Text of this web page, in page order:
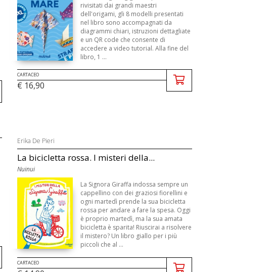
rivisitati dai grandi maestri
dell'origami, gli 8 modelli presentati
nel libro sono accompagnati da
diagrammi chiari, istruzioni dettagliate
e un QR code che consente di
accedere a video tutorial. Alla fine del
libro, 1 ...
CARTACEO
€ 16,90
Erika De Pieri
La bicicletta rossa. I misteri della...
Nuinui
La Signora Giraffa indossa sempre un
cappellino con dei graziosi fiorellini e
ogni martedì prende la sua bicicletta
rossa per andare a fare la spesa. Oggi
è proprio martedì, ma la sua amata
bicicletta è sparita! Riuscirai a risolvere
il mistero? Un libro giallo per i più
piccoli che al ...
CARTACEO